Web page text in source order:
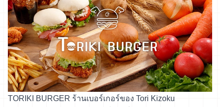
TORIKI BURGER ร้านเบอร์เกอร์ของ Tori Kizoku